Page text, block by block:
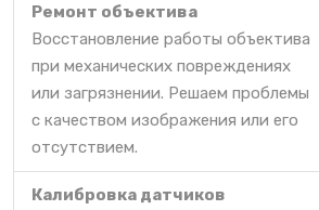
Ремонт объектива
Восстановление работы объектива
при механических повреждениях
или загрязнении. Решаем проблемы
с качеством изображения или его
отсутствием.
Калибровка датчиков